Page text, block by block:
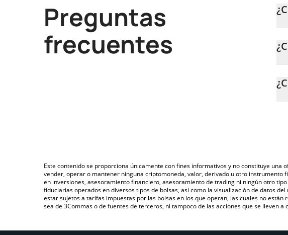
Preguntas
frecuentes
En
Este contenido se proporciona únicamente con fines informativos y no constituye
vender, operar o mantener ninguna criptomoneda, valor, derivado u otro
en inversiones, asesoramiento financiero, asesoramiento de trading ni ningún otro
fiduciarias operados en diversos tipos de bolsas, así como la visualización de datos
estar sujetos a tarifas impuestas por las bolsas en los que operan, las cuales no
sea de 3Commas o de fuentes de terceros, ni tampoco de las acciones que se lleven